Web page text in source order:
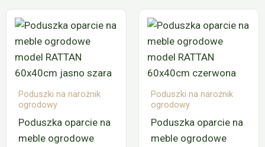
Poduszki na narożnik
ogrodowy
Poduszka oparcie na
meble ogrodowe
Poduszki na narożnik
ogrodowy
Poduszka oparcie na
meble ogrodowe